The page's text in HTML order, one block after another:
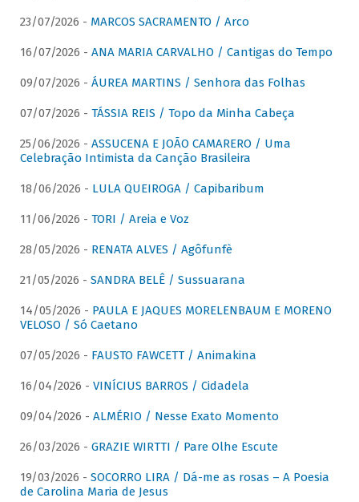
23/07/2026 - MARCOS SACRAMENTO / Arco
16/07/2026 - ANA MARIA CARVALHO / Cantigas do Tempo
09/07/2026 - ÁUREA MARTINS / Senhora das Folhas
07/07/2026 - TÁSSIA REIS / Topo da Minha Cabeça
25/06/2026 - ASSUCENA E JOÃO CAMARERO / Uma
Celebração Intimista da Canção Brasileira
18/06/2026 - LULA QUEIROGA / Capibaribum
11/06/2026 - TORI / Areia e Voz
28/05/2026 - RENATA ALVES / Agôfunfè
21/05/2026 - SANDRA BELÊ / Sussuarana
14/05/2026 - PAULA E JAQUES MORELENBAUM E MORENO
VELOSO / Só Caetano
07/05/2026 - FAUSTO FAWCETT / Animakina
16/04/2026 - VINÍCIUS BARROS / Cidadela
09/04/2026 - ALMÉRIO / Nesse Exato Momento
26/03/2026 - GRAZIE WIRTTI / Pare Olhe Escute
19/03/2026 - SOCORRO LIRA / Dá-me as rosas – A Poesia
de Carolina Maria de Jesus